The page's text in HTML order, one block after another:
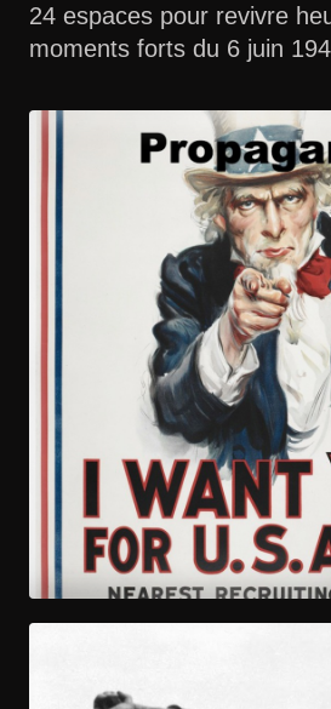
24 espaces pour revivre
moments forts du 6 juin